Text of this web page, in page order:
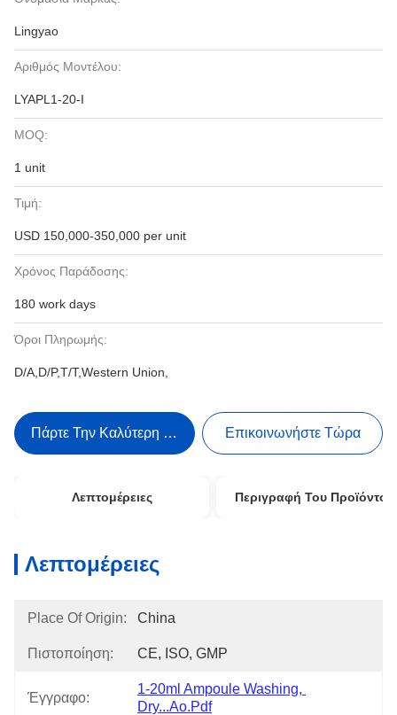
Lingyao
Αριθμός Μοντέλου:
LYAPL1-20-I
MOQ:
1 unit
Τιμή:
USD 150,000-350,000 per unit
Χρόνος Παράδοσης:
180 work days
Όροι Πληρωμής:
D/A,D/P,T/T,Western Union,
Πάρτε Την Καλύτερη Τιμή Επικοινωνήστε Τώρα
Λεπτομέρειες Περιγραφή Του Προϊόντος
Λεπτομέρειες
Place Of Origin: China
Πιστοποίηση: CE, ISO, GMP
Έγγραφο:
1-20ml Ampoule Washing,
Dry...ao.pdf